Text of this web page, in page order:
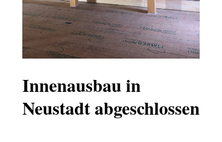
Innenausbau in
Neustadt abgeschlossen